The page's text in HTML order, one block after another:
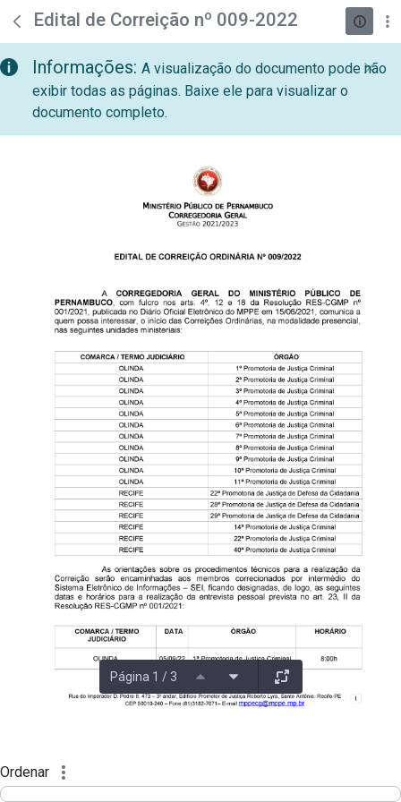
Pular para o Conteúdo principal
teste descricao
Edital de Correição nº 009-2022
Informações: A visualização do documento pode não
exibir todas as páginas. Baixe ele para visualizar o
documento completo.
Página 1 / 3
Ordenar